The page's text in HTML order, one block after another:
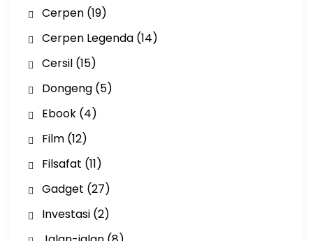
Cerpen(19)
Cerpen Legenda(14)
Cersil(15)
Dongeng(5)
Ebook(4)
Film(12)
Filsafat (11)
Gadget (27)
Investasi(2)